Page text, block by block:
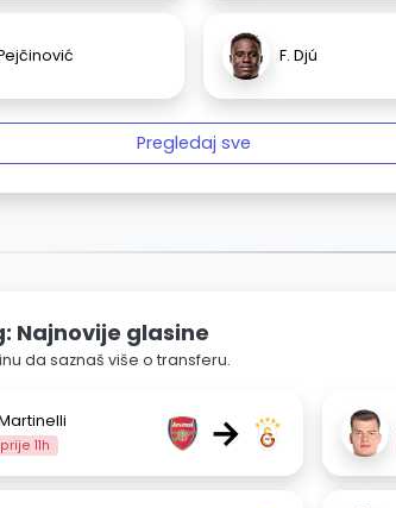
F. Djú
Pregledaj sve
Najnovije glasine
da saznaš više o transferu.
prije 11h →